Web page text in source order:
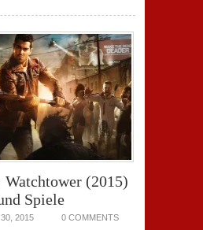
Watchtower (2015)
Spiele
2015 0 COMMENTS